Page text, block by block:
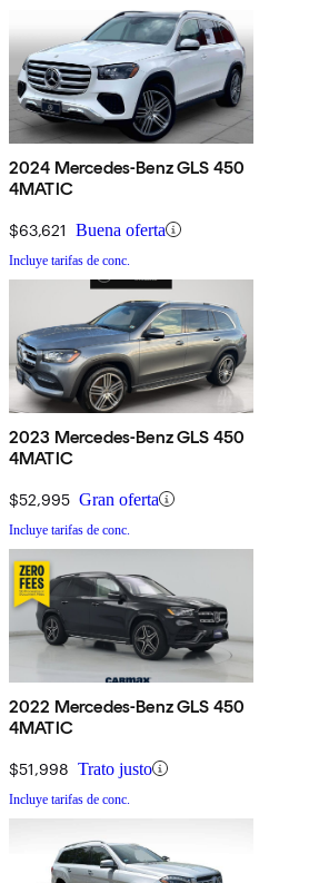
2024 Mercedes-Benz GLS 450
4MATIC
$63,621 Buena oferta
Incluye tarifas de conc.
2023 Mercedes-Benz GLS 450
4MATIC
$52,995 Gran oferta
Incluye tarifas de conc.
2022 Mercedes-Benz GLS 450
4MATIC
$51,998 Trato justo
Incluye tarifas de conc.